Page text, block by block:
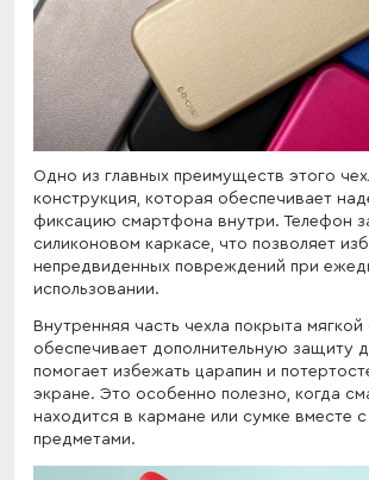
Одно из главных преимуществ этого
конструкция, которая обеспечивает
фиксацию смартфона внутри. Телефон
силиконовом каркасе, что позволяет
непредвиденных повреждений при
использовании.
Внутренняя часть чехла покрыта
обеспечивает дополнительную защиту
помогает избежать царапин и
экране. Это особенно полезно, когда
находится в кармане или сумке вместе
предметами.